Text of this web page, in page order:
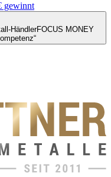
gewinnt
HändlerFOCUS MONEY